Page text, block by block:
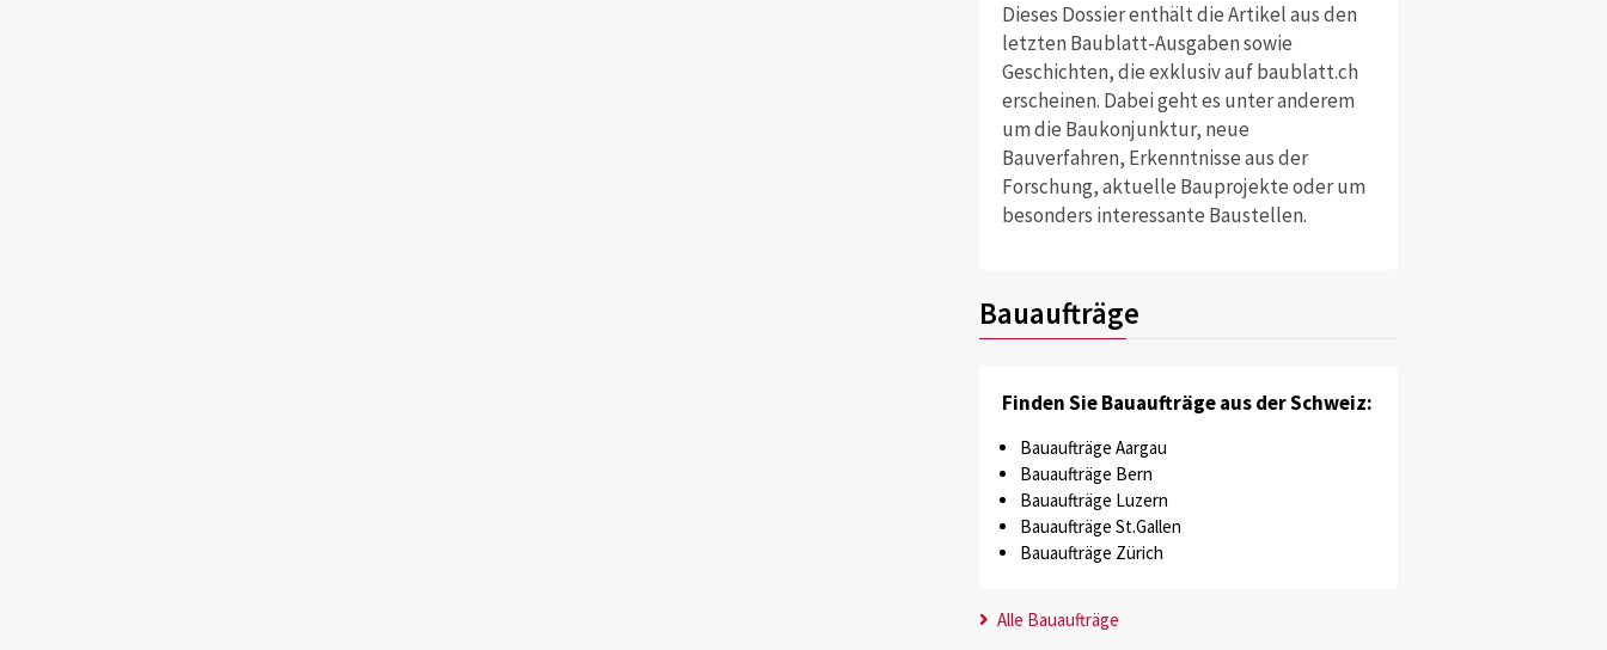
Dieses Dossier enthält die Artikel aus den
letzten Baublatt-Ausgaben sowie
Geschichten, die exklusiv auf baublatt.ch
erscheinen. Dabei geht es unter anderem
um die Baukonjunktur, neue
Bauverfahren, Erkenntnisse aus der
Forschung, aktuelle Bauprojekte oder um
besonders interessante Baustellen.
Bauaufträge
Finden Sie Bauaufträge aus der Schweiz:
Bauaufträge Aargau
Bauaufträge Bern
Bauaufträge Luzern
Bauaufträge St.Gallen
Bauaufträge Zürich
Alle Bauaufträge